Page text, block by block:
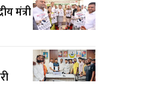
मंत्री